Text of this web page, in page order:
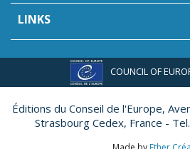
LINKS
COUNCIL OF
Éditions du Conseil de l'Europe,
Strasbourg Cedex, France -